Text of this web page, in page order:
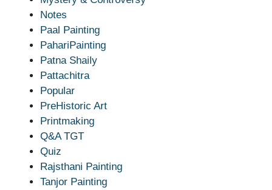
Notes
Paal Painting
PahariPainting
Patna Shaily
Pattachitra
Popular
PreHistoric Art
Printmaking
Q&A TGT
Quiz
Rajsthani Painting
Tanjor Painting